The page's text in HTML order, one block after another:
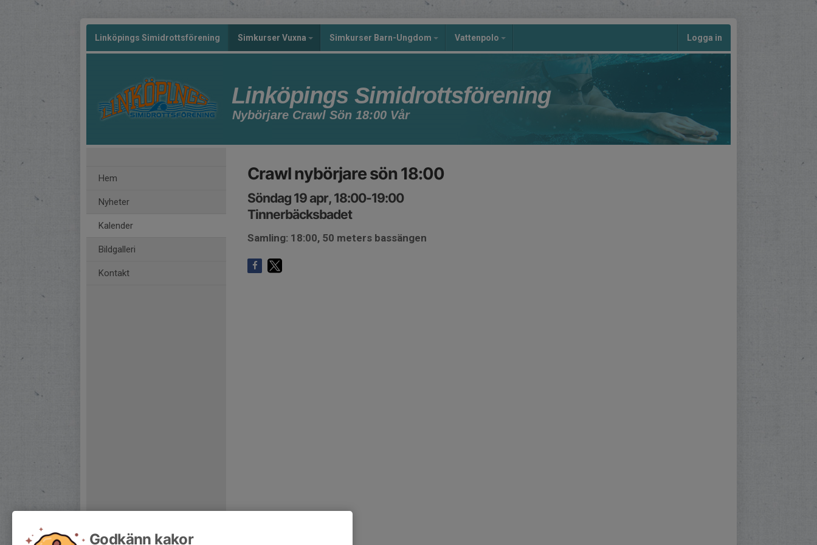
Linköpings Simidrottsförening Simkurser Vuxna Simkurser Barn-Ungdom Vattenpolo Logga in
Linköpings Simidrottsförening
Nybörjare Crawl Sön 18:00 Vår
Hem
Nyheter
Kalender
Bildgalleri
Kontakt
Crawl nybörjare sön 18:00
Söndag 19 apr, 18:00-19:00
Tinnerbäcksbadet
Samling: 18:00, 50 meters bassängen
Godkänn kakor